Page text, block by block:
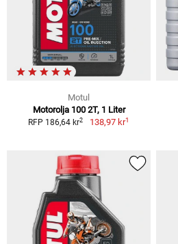
Motul
Motorolja 100 2T, 1 Liter
RFP 186,64 kr2 138,97 kr1